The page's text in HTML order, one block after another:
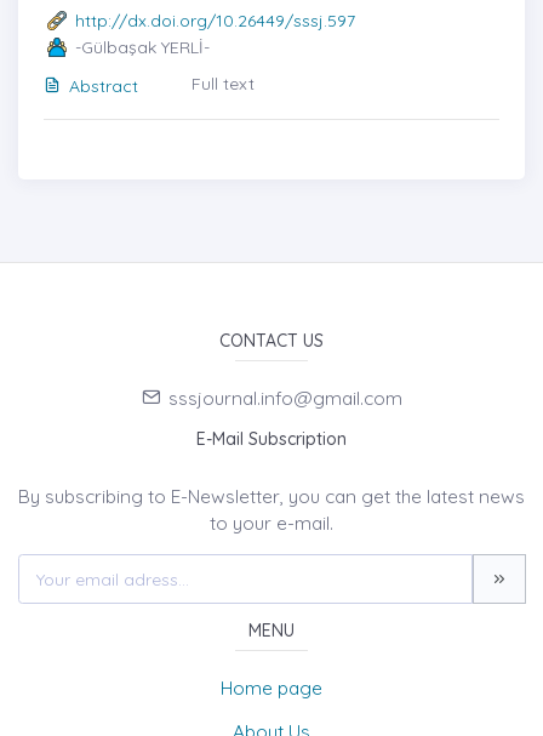
http://dx.doi.org/10.26449/sssj.597
-Gülbaşak YERLİ-
Abstract
Full text
CONTACT US
sssjournal.info@gmail.com
E-Mail Subscription
By subscribing to E-Newsletter, you can get the latest news
to your e-mail.
MENU
Home page